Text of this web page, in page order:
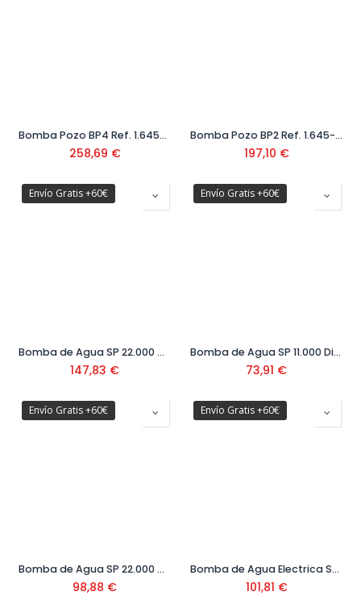
Bomba Pozo BP4 Ref. 1.645-421.0
258,69 €
Bomba Pozo BP2 Ref. 1.645-420.0
197,10 €
Envío Gratis +60€
Bomba de Agua SP 22.000 Dirt con Sensor de Nivel Ref. 1.645-851.0
147,83 €
Envío Gratis +60€
Bomba de Agua SP 11.000 Dirt Ref. 1.645-820.0
73,91 €
Envío Gratis +60€
Bomba de Agua SP 22.000 Dirt Ref. 1.645-850.0
98,88 €
Envío Gratis +60€
Bomba de Agua Electrica Sumergible Modelo Lousiana 750 W
101,81 €